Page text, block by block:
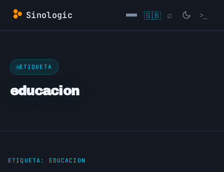
Saltar
contenido
Sinologic 🇬🇧 ⌕ >_
ETIQUETA
educacion
ETIQUETA: EDUCACION